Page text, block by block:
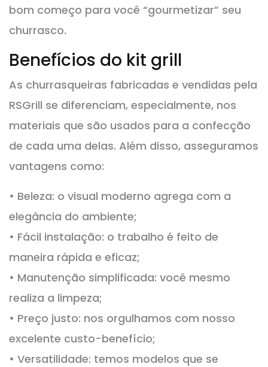
bom começo para você “gourmetizar” seu
churrasco.
Benefícios do kit grill
As churrasqueiras fabricadas e vendidas pela
RSGrill se diferenciam, especialmente, nos
materiais que são usados para a confecção
de cada uma delas. Além disso, asseguramos
vantagens como:
• Beleza: o visual moderno agrega com a
elegância do ambiente;
• Fácil instalação: o trabalho é feito de
maneira rápida e eficaz;
• Manutenção simplificada: você mesmo
realiza a limpeza;
• Preço justo: nos orgulhamos com nosso
excelente custo-benefício;
• Versatilidade: temos modelos que se